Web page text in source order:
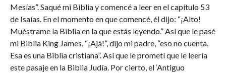
Mesías”. Saqué mi Biblia y comencé a leer en el capítulo 53
de Isaías. En el momento en que comencé, él dijo: “¡Alto!
Muéstrame la Biblia en la que estás leyendo.” Así que le pasé
mi Biblia King James. “¡Ajá!”, dijo mi padre, “eso no cuenta.
Esa es una Biblia cristiana”. Así que le prometí que le leería
este pasaje en la Biblia Judía. Por cierto, el ‘Antiguo